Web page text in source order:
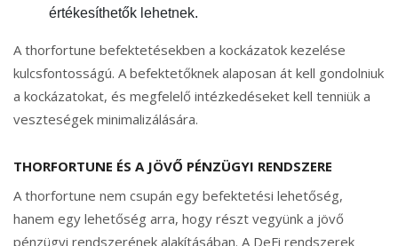
értékesíthetők lehetnek.
A thorfortune befektetésekben a kockázatok kezelése
kulcsfontosságú. A befektetőknek alaposan át kell gondolniuk
a kockázatokat, és megfelelő intézkedéseket kell tenniük a
veszteségek minimalizálására.
THORFORTUNE ÉS A JÖVŐ PÉNZÜGYI RENDSZERE
A thorfortune nem csupán egy befektetési lehetőség,
hanem egy lehetőség arra, hogy részt vegyünk a jövő
pénzügyi rendszerének alakításában. A DeFi rendszerek